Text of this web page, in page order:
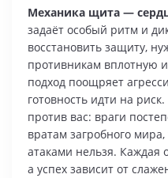
Механика щита —
задаёт особый ритм и
восстановить защиту,
противникам вплотную
подход поощряет
готовность идти на
против вас: враги
вратам загробного мира,
атаками нельзя. Каждая
а успех зависит от